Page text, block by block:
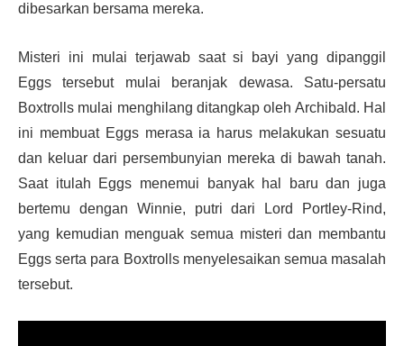
dibesarkan bersama mereka.
Misteri ini mulai terjawab saat si bayi yang dipanggil
Eggs tersebut mulai beranjak dewasa. Satu-persatu
Boxtrolls mulai menghilang ditangkap oleh Archibald. Hal
ini membuat Eggs merasa ia harus melakukan sesuatu
dan keluar dari persembunyian mereka di bawah tanah.
Saat itulah Eggs menemui banyak hal baru dan juga
bertemu dengan Winnie, putri dari Lord Portley-Rind,
yang kemudian menguak semua misteri dan membantu
Eggs serta para Boxtrolls menyelesaikan semua masalah
tersebut.